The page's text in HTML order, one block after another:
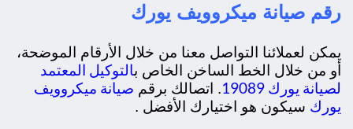
رقم صيانة ميكروويف يورك
يمكن لعملائنا التواصل معنا من خلال الأرقام الموضحة،
أو من خلال الخط الساخن الخاص بالتوكيل المعتمد
لصيانة يورك 19089
. اتصالك برقم صيانة ميكروويف
يورك سيكون هو اختيارك الأفضل .